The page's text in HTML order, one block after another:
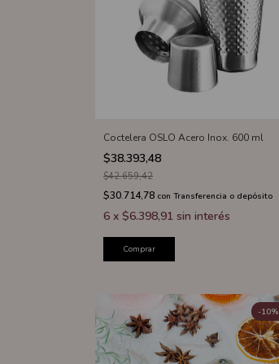
Coctelera OSLO Acero Inox. 600 ml
$38.393,48
$42.659,42
$30.714,78 con Transferencia o depósito
6 x $6.398,91 sin interés
Comprar
-10%